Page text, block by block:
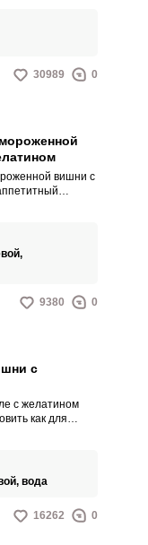
его можно
С, а также
и
образом
30989 0
вишни с
желе к
или
ужину.
9380 0
с
с желатином
как для
по вкусу и
людям.
вода
16262 0